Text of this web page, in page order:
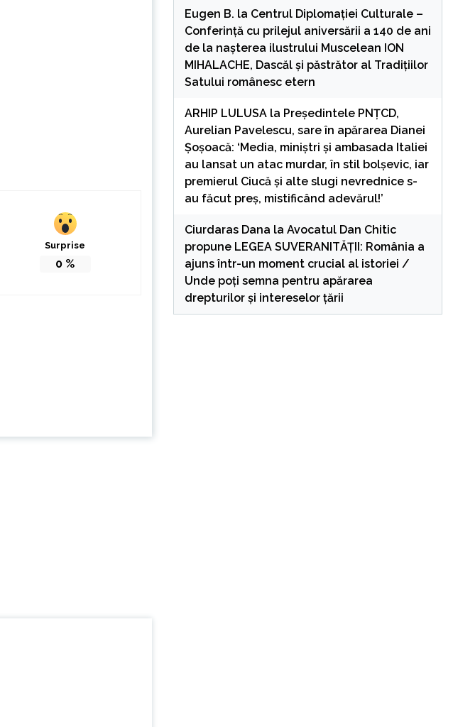
Surprise
0 %
Eugen B. la Centrul Diplomației Culturale –
Conferință cu prilejul aniversării a 140 de ani
de la nașterea ilustrului Muscelean ION
MIHALACHE, Dascăl și păstrător al Tradițiilor
Satului românesc etern
ARHIP LULUSAla Președintele PNȚCD,
Aurelian Pavelescu, sare în apărarea Dianei
Șoșoacă: ‘Media, miniștri și ambasada Italiei
au lansat un atac murdar, în stil bolșevic, iar
premierul Ciucă și alte slugi nevrednice s-
au făcut preș, mistificând adevărul!’
Ciurdaras Dana la Avocatul Dan Chitic
propune LEGEA SUVERANITĂȚII: România a
ajuns într-un moment crucial al istoriei /
Unde poți semna pentru apărarea
drepturilor și intereselor țării